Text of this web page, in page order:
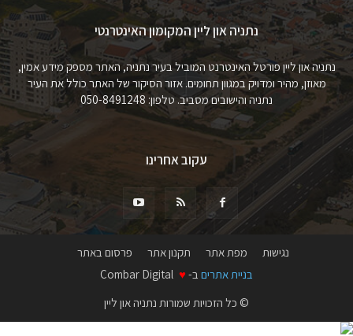
נתניה און ליין המקומון האינטרנטי
נתניה און ליין פורטל האינטרנט המוביל בעיר נתניה, האתר מספק מידע אמין,
מאוזן, מהיר ומדויק במגוון תחומים. אזור הסיקור של האתר כולל את העיר
נתניה והישובים מסביב. טלפון: 050-8491248
עקוב אחרינו
נגישות מפת אתר תקנון אתר
פרסום באתר
בניית אתרים ב- ♥
© כל הזכויות שמורות נתניה און ליין